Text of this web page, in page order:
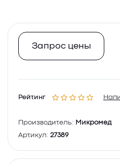
Рейтинг
Производитель: Микромед
Артикул: 27389
Запрос цены